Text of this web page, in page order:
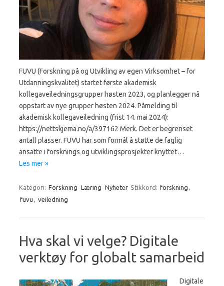
FUVU (Forskning på og Utvikling av egen Virksomhet – for
Utdanningskvalitet) startet første akademisk
kollegaveiledningsgrupper høsten 2023, og planlegger nå
oppstart av nye grupper høsten 2024. Påmelding til
akademisk kollegaveiledning (frist 14. mai 2024):
https://nettskjema.no/a/397162 Merk. Det er begrenset
antall plasser. FUVU har som formål å støtte de faglig
ansatte i forsknings og utviklingsprosjekter knyttet…
Les mer »
Kategori: Forskning Læring Nyheter Stikkord: forskning ,
fuvu , veiledning
Hva skal vi velge? Digitale
verktøy for globalt samarbeid
Digitale